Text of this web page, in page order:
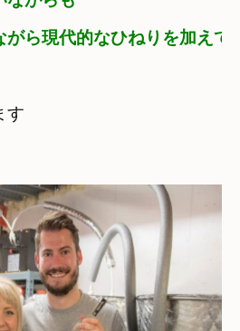
がら現代的なひねりを加えて
す